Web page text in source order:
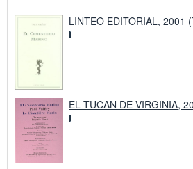
LINTEO EDITORIAL, 2001
EL TUCAN DE VIRGINIA,